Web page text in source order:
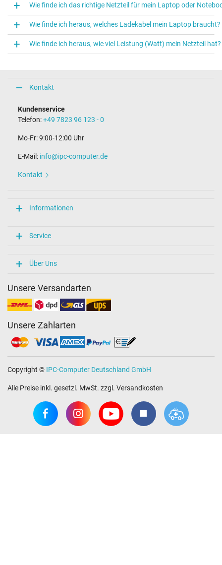
Wie finde ich das richtige Netzteil für mein Laptop oder
Wie finde ich heraus, welches Ladekabel mein Laptop braucht?
Wie finde ich heraus, wie viel Leistung (Watt) mein Netzteil hat?
Kontakt
Kundenservice
Telefon:+49 7823 96 123 - 0
Mo-Fr: 9:00-12:00 Uhr
E-Mail: info@ipc-computer.de
Kontakt
Informationen
Service
Über Uns
Unsere Versandarten
Unsere Zahlarten
Copyright © IPC-Computer Deutschland GmbH
Alle Preise inkl. gesetzl. MwSt. zzgl. Versandkosten